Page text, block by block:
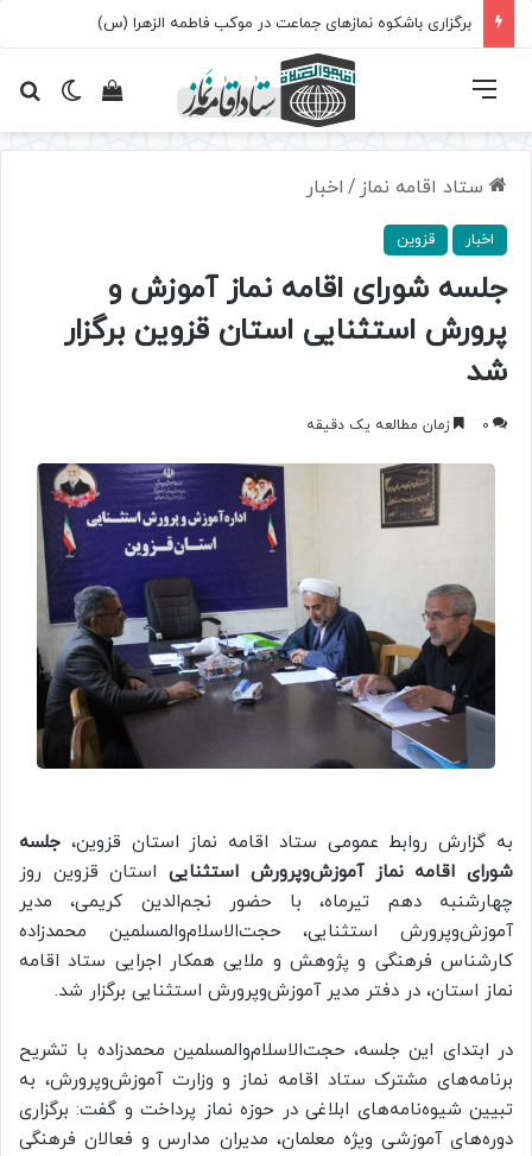
برگزاری باشکوه نمازهای جماعت در موکب فاطمه الزهرا (س)
تغییرمشاهده فهرست
ستاد اقامه نماز / اخبار
اخبار قزوین
جلسه شورای اقامه نماز آموزش‌ و
پرورش استثنایی استان قزوین برگزار
شد
0 زمان مطالعه یک دقیقه
به گزارش روابط عمومی ستاد اقامه نماز استان قزوین، جلسه
شورای اقامه نماز آموزش‌وپرورش استثناییاستان قزوین روز
چهارشنبه دهم تیرماه، با حضور نجم‌الدین کریمی، مدیر
آموزش‌وپرورش استثنایی، حجت‌الاسلام‌والمسلمین محمدزاده
کارشناس فرهنگی و پژوهش و ملایی همکار اجرایی ستاد اقامه
نماز استان، در دفتر مدیر آموزش‌وپرورش استثنایی برگزار شد.
در ابتدای این جلسه، حجت‌الاسلام‌والمسلمین محمدزاده با تشریح
برنامه‌های مشترک ستاد اقامه نماز و وزارت آموزش‌وپرورش، به
تبیین شیوه‌نامه‌های ابلاغی در حوزه نماز پرداخت و گفت: برگزاری
دوره‌های آموزشی ویژه معلمان، مدیران مدارس و فعالان فرهنگی